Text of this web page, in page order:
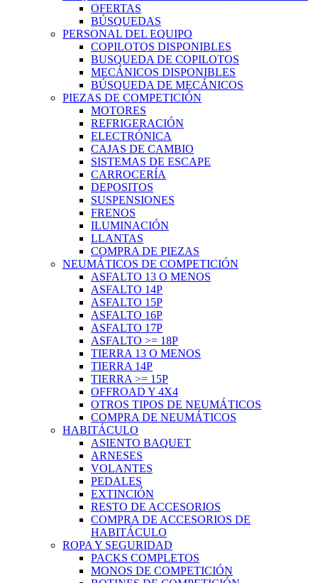
OFERTAS
BÚSQUEDAS
PERSONAL DEL EQUIPO
COPILOTOS DISPONIBLES
BUSQUEDA DE COPILOTOS
MECÁNICOS DISPONIBLES
BÚSQUEDA DE MECÁNICOS
PIEZAS DE COMPETICIÓN
MOTORES
REFRIGERACIÓN
ELECTRÓNICA
CAJAS DE CAMBIO
SISTEMAS DE ESCAPE
CARROCERÍA
DEPOSITOS
SUSPENSIONES
FRENOS
ILUMINACIÓN
LLANTAS
COMPRA DE PIEZAS
NEUMÁTICOS DE COMPETICIÓN
ASFALTO 13 O MENOS
ASFALTO 14P
ASFALTO 15P
ASFALTO 16P
ASFALTO 17P
ASFALTO >= 18P
TIERRA 13 O MENOS
TIERRA 14P
TIERRA >= 15P
OFFROAD Y 4X4
OTROS TIPOS DE NEUMÁTICOS
COMPRA DE NEUMÁTICOS
HABITÁCULO
ASIENTO BAQUET
ARNESES
VOLANTES
PEDALES
EXTINCIÓN
RESTO DE ACCESORIOS
COMPRA DE ACCESORIOS DE
HABITÁCULO
ROPA Y SEGURIDAD
PACKS COMPLETOS
MONOS DE COMPETICIÓN